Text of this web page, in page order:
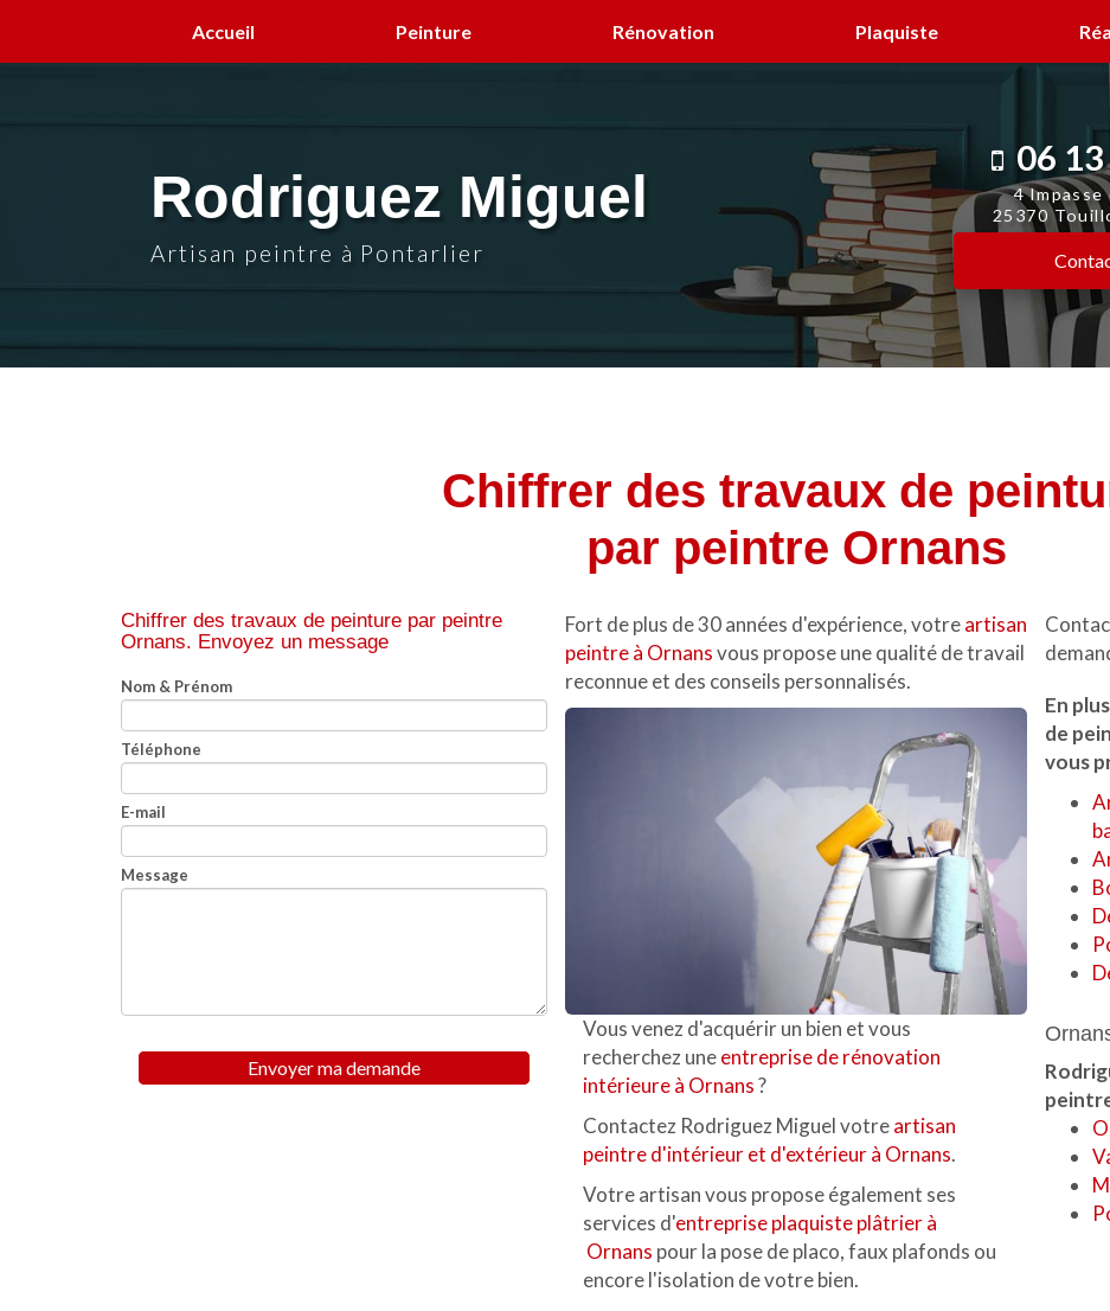
contenu
Accueil Peinture Rénovation Plaquiste
Rodriguez Miguel
Artisan peintre à Pontarlier
06
4
25370
Chiffrer des travaux de
par peintre Ornans
Chiffrer des travaux de peinture par peintre
Ornans. Envoyez un message
Nom & Prénom
Téléphone
E-mail
Message
Envoyer ma demande
Fort de plus de 30 années d'expérience, votreartisan
peintre à Ornansvous propose une qualité de travail
reconnue et des conseils personnalisés.
Vous venez d'acquérir un bien et vous
recherchez uneentreprise de rénovation
intérieure à Ornans?
Contactez Rodriguez Miguel votreartisan
peintre d'intérieur et d'extérieur à Ornans.
Votre artisan vous propose également ses
services d'entreprise plaquiste plâtrier à
Ornans pour la pose de placo, faux plafonds ou
encore l'isolation de votre bien.
En
de
vous